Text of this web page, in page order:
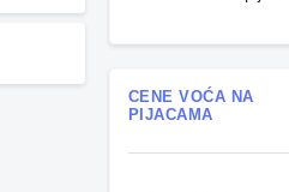
CENE VOĆA NA
PIJACAMA